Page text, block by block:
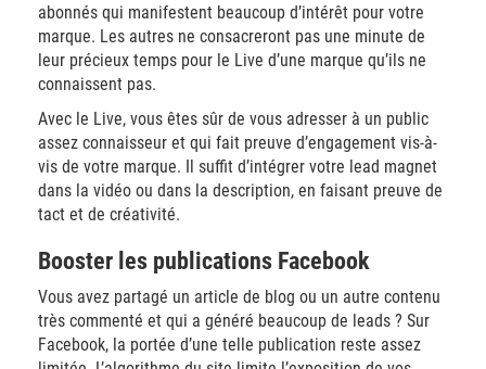
abonnés qui manifestent beaucoup d’intérêt pour votre
marque. Les autres ne consacreront pas une minute de
leur précieux temps pour le Live d’une marque qu’ils ne
connaissent pas.
Avec le Live, vous êtes sûr de vous adresser à un public
assez connaisseur et qui fait preuve d’engagement vis-à-
vis de votre marque. Il suffit d’intégrer votre lead magnet
dans la vidéo ou dans la description, en faisant preuve de
tact et de créativité.
Booster les publications Facebook
Vous avez partagé un article de blog ou un autre contenu
très commenté et qui a généré beaucoup de leads ? Sur
Facebook, la portée d’une telle publication reste assez